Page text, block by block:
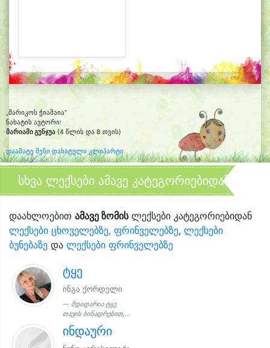
„მარიკოს ჭიამაია“
ნახატის ავტორი:
მარიამი გუნჯუა (4 წლის და 8 თვის)
დაამატე შენი დახატული კლიპარტი
სხვა ლექსები ამავე კატეგორიებიდან
დაახლოებით ამავე ზომისლექსები კატეგორიებიდან
ლექსები ცხოველებზე, ფრინველებზე, ლექსები
ბუნებაზე და ლექსები ფრინველებზე
ტყე
ინგა ქორდელი
მდიდარია ტყე
თავის ბინადრებით,...
ინდაური